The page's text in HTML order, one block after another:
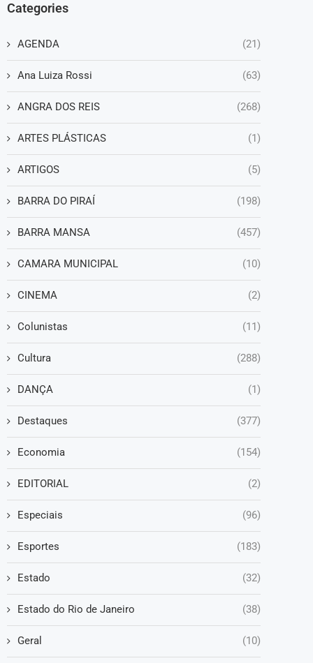
Categories
AGENDA (21)
Ana Luiza Rossi (63)
ANGRA DOS REIS (268)
ARTES PLÁSTICAS (1)
ARTIGOS (5)
BARRA DO PIRAÍ (198)
BARRA MANSA (457)
CAMARA MUNICIPAL (10)
CINEMA (2)
Colunistas (11)
Cultura (288)
DANÇA (1)
Destaques (377)
Economia (154)
EDITORIAL (2)
Especiais (96)
Esportes (183)
Estado (32)
Estado do Rio de Janeiro (38)
Geral (10)